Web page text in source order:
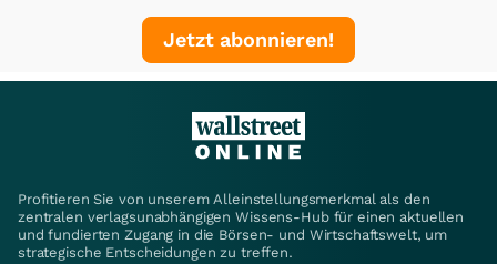
Jetzt abonnieren!
Profitieren Sie von unserem Alleinstellungsmerkmal als den
zentralen verlagsunabhängigen Wissens-Hub für einen aktuellen
und fundierten Zugang in die Börsen- und Wirtschaftswelt, um
strategische Entscheidungen zu treffen.